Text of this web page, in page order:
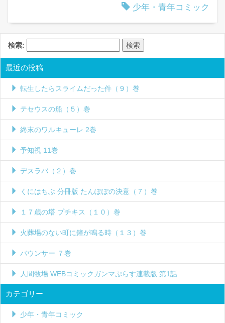
少年・青年コミック
検索:
最近の投稿
転生したらスライムだった件（９）巻
テセウスの船（５）巻
終末のワルキューレ 2巻
予知視 11巻
デスラバ（２）巻
くにはちぶ 分冊版 たんぽぽの決意（７）巻
１７歳の塔 プチキス（１０）巻
火葬場のない町に鐘が鳴る時（１３）巻
バウンサー ７巻
人間牧場 WEBコミックガンマぷらす連載版 第1話
カテゴリー
少年・青年コミック